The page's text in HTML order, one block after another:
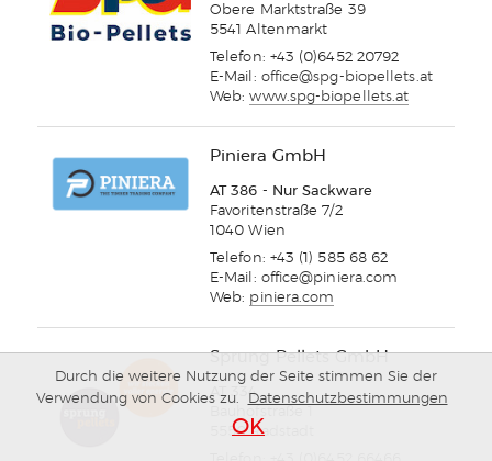
Durch die weitere Nutzung der Seite stimmen Sie der
Verwendung von Cookies zu.
Datenschutzbestimmungen
OK
Obere Marktstraße 39
5541 Altenmarkt
Telefon: +43 (0)6452 20792
E-Mail: office@spg-biopellets.at
Web:www.spg-biopellets.at
Piniera GmbH
AT 386 - Nur Sackware
Favoritenstraße 7/2
1040 Wien
Telefon: +43 (1) 585 68 62
E-Mail: office@piniera.com
Web: piniera.com
Sprung Pellets GmbH
AT 334
5550 Radstadt